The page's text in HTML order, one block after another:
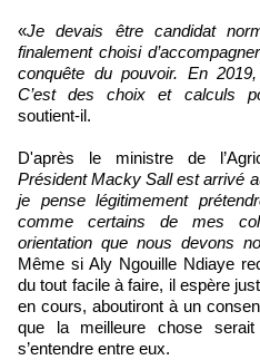
«Je devais être candidat
finalement choisi
conquête du pouvoir. En 2019,
C’est des choix et calculs
soutient-il.
D'après le ministre de
Président Macky Sall est arrivé
je pense légitimement
comme certains de mes
orientation que nous devons
Même si Aly Ngouille Ndiaye
du tout facile à faire, il espère
en cours, aboutiront à un
que la meilleure chose
s’entendre entre eux.